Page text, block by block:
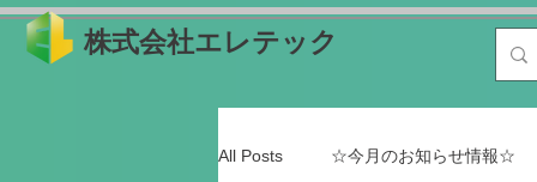
株式会社エレテック
All Posts ☆今月のお知らせ情報☆